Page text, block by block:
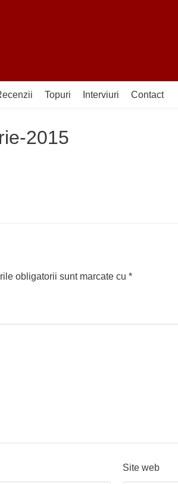
Topuri Interviuri Contact
2015
obligatorii sunt marcate cu *
Site web